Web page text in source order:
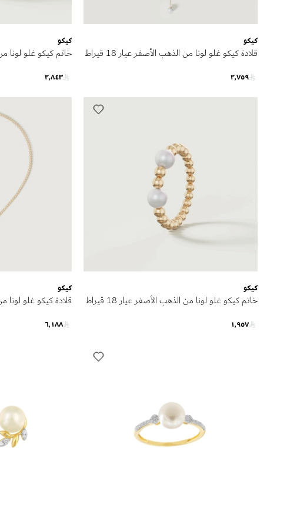
كيكو
قلادة كيكو غلو لونا من الذهب الأصفر عيار 18 قيراط
٢٬٧٥٩
كيكو
مرصع باللؤلؤ
٢٬٨٤٣
كيكو
خاتم كيكو غلو لونا من الذهب الأصفر عيار 18 قيراط
مرصع باللؤلؤ
١٬٩٥٧
كيكو
٦٬١٨٨